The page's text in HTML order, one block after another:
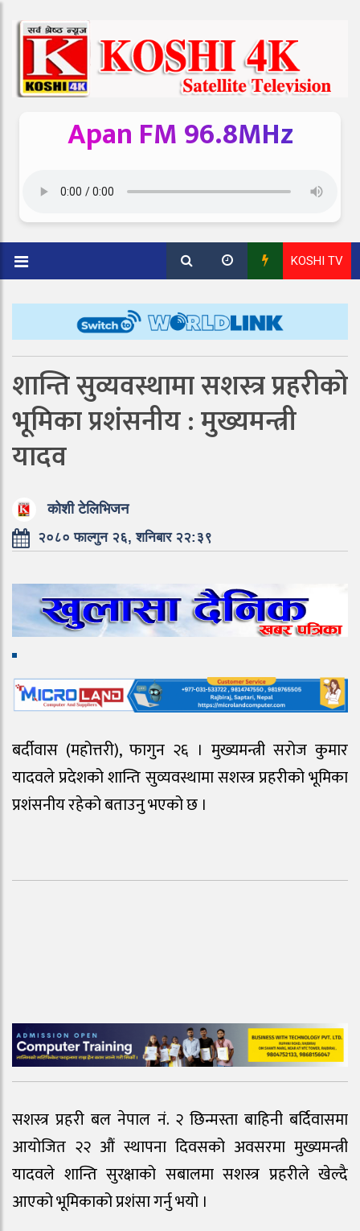
Apan FM 96.8MHz
KOSHI TV
शान्ति सुव्यवस्थामा सशस्त्र प्रहरीको
भूमिका प्रशंसनीय : मुख्यमन्त्री
यादव
कोशी टेलिभिजन
२०८० फाल्गुन २६, शनिबार २२:३९
बर्दीवास (महोत्तरी), फागुन २६ । मुख्यमन्त्री सरोज कुमार
यादवले प्रदेशको शान्ति सुव्यवस्थामा सशस्त्र प्रहरीको भूमिका
प्रशंसनीय रहेको बताउनु भएको छ ।
सशस्त्र प्रहरी बल नेपाल नं. २ छिन्मस्ता बाहिनी बर्दिवासमा
आयोजित २२ औं स्थापना दिवसको अवसरमा मुख्यमन्त्री
यादवले शान्ति सुरक्षाको सबालमा सशस्त्र प्रहरीले खेल्दै
आएको भूमिकाको प्रशंसा गर्नु भयो ।